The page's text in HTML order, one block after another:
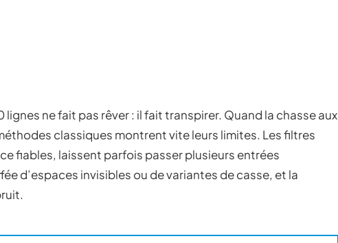
lignes ne fait pas rêver : il fait transpirer. Quand la chasse aux
classiques montrent vite leurs limites. Les filtres
fiables, laissent parfois passer plusieurs entrées
d’espaces invisibles ou de variantes de casse, et la